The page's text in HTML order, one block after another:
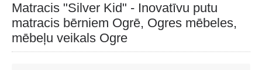
Matracis "Silver Kid" - Inovatīvu putu
matracis bērniem Ogrē, Ogres mēbeles,
mēbeļu veikals Ogre